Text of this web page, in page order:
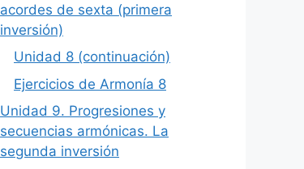
acordes de sexta (primera
inversión)
Unidad 8 (continuación)
Ejercicios de Armonía 8
Unidad 9. Progresiones y
secuencias armónicas. La
segunda inversión